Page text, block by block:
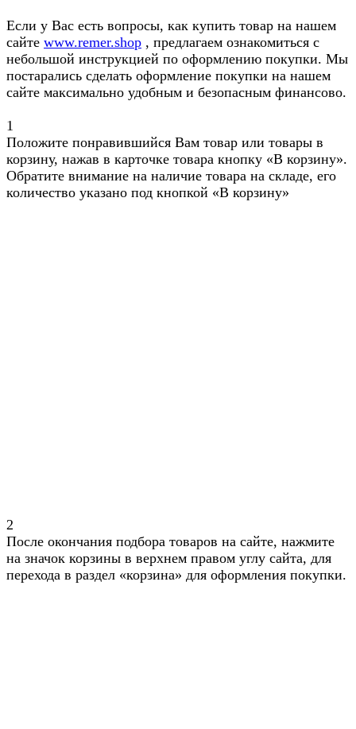
Если у Вас есть вопросы, как купить товар на нашем
сайте www.remer.shop , предлагаем ознакомиться с
небольшой инструкцией по оформлению покупки. Мы
постарались сделать оформление покупки на нашем
сайте максимально удобным и безопасным финансово.
1
Положите понравившийся Вам товар или товары в
корзину, нажав в карточке товара кнопку «В корзину».
Обратите внимание на наличие товара на складе, его
количество указано под кнопкой «В корзину»
2
После окончания подбора товаров на сайте, нажмите
на значок корзины в верхнем правом углу сайта, для
перехода в раздел «корзина» для оформления покупки.